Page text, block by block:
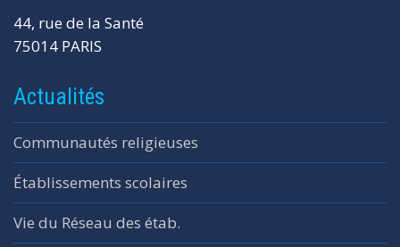
44, rue de la Santé
75014 PARIS
Actualités
Communautés religieuses
Établissements scolaires
Vie du Réseau des étab.